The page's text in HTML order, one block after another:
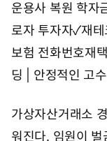
운용사 복원 학자
로자 투자자✓재
보험 전화번호재
딩 | 안정적인 고
가상자산거래소
워진다. 임원이